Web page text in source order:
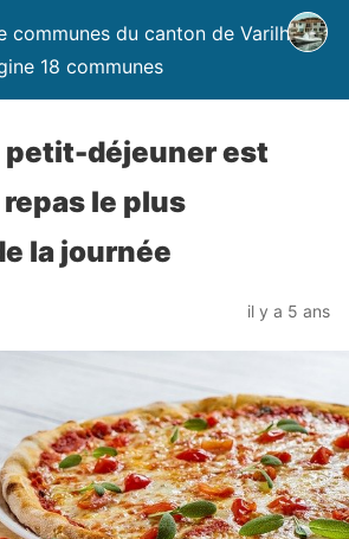
communes du canton de Varilhes
18 communes
petit-déjeuner est
le plus
la journée
il y a 5 ans